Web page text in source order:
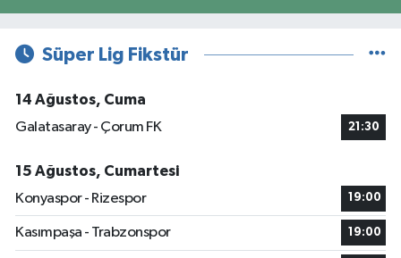
Süper Lig Fikstür
14 Ağustos, Cuma
Galatasaray - Çorum FK
21:30
15 Ağustos, Cumartesi
Konyaspor - Rizespor
19:00
Kasımpaşa - Trabzonspor 19:00